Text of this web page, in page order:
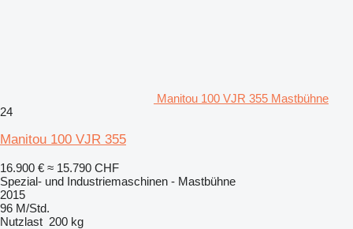
Manitou 100 VJR 355 Mastbühne
24
Manitou 100 VJR 355
16.900 € ≈ 15.790 CHF
Spezial- und Industriemaschinen - Mastbühne
2015
96 M/Std.
Nutzlast 200 kg